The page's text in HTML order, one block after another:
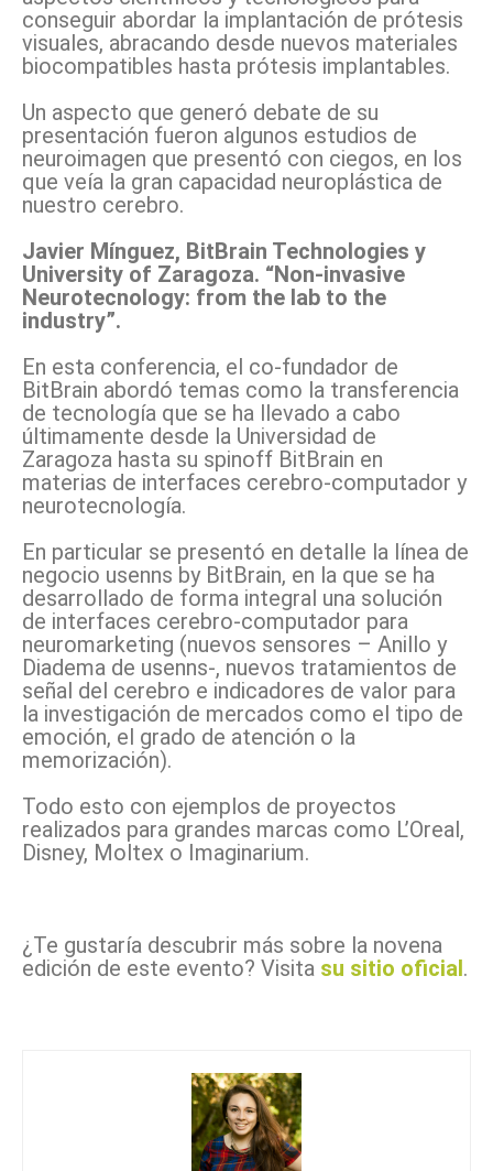
conseguir abordar la implantación de prótesis
visuales, abracando desde nuevos materiales
biocompatibles hasta prótesis implantables.
Un aspecto que generó debate de su
presentación fueron algunos estudios de
neuroimagen que presentó con ciegos, en los
que veía la gran capacidad neuroplástica de
nuestro cerebro.
Javier Mínguez, BitBrain Technologies y
University of Zaragoza. “Non-invasive
Neurotecnology: from the lab to the
industry”.
En esta conferencia, el co-fundador de
BitBrain abordó temas como la transferencia
de tecnología que se ha llevado a cabo
últimamente desde la Universidad de
Zaragoza hasta su spinoff BitBrain en
materias de interfaces cerebro-computador y
neurotecnología.
En particular se presentó en detalle la línea de
negocio usenns by BitBrain, en la que se ha
desarrollado de forma integral una solución
de interfaces cerebro-computador para
neuromarketing (nuevos sensores – Anillo y
Diadema de usenns-, nuevos tratamientos de
señal del cerebro e indicadores de valor para
la investigación de mercados como el tipo de
emoción, el grado de atención o la
memorización).
Todo esto con ejemplos de proyectos
realizados para grandes marcas como L’Oreal,
Disney, Moltex o Imaginarium.
¿Te gustaría descubrir más sobre la novena
edición de este evento? Visita su sitio oficial .